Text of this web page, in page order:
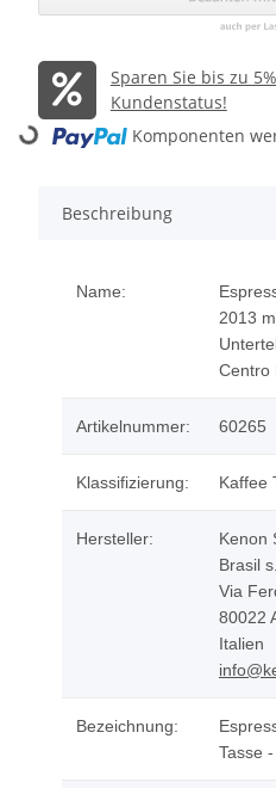
Sparen Sie bis zu
Kundenstatus!
Loading... Komponenten
Beschreibung
Name:
2013
Centro
Artikelnummer: 60265
Klassifizierung: Kaffee
Hersteller:
Kenon
Brasil
Via
80022
Italien
Bezeichnung:
Tasse